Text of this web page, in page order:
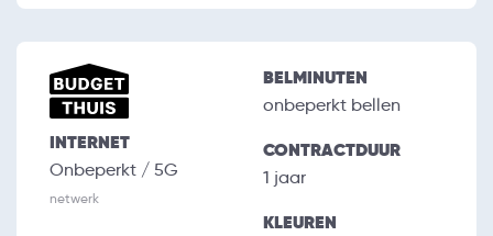
INTERNET
Onbeperkt / 5G
netwerk
BELMINUTEN
onbeperkt bellen
CONTRACTDUUR
1 jaar
KLEUREN